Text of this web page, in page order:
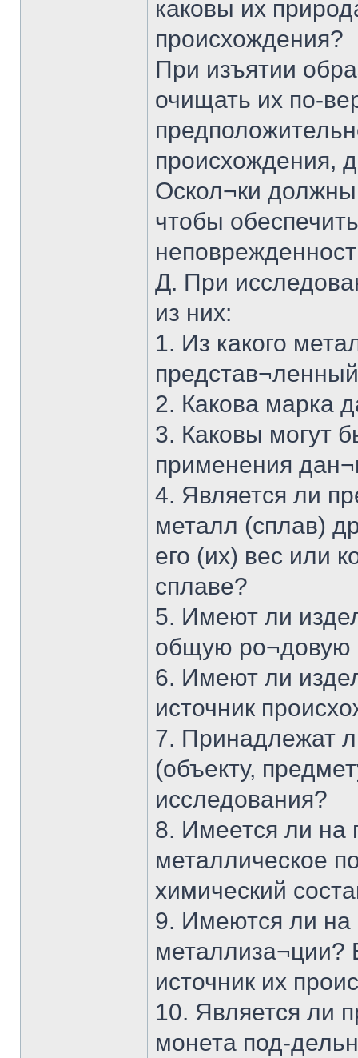
каковы их
происхождения?
При изъятии
очищать их по-
происхождения,
Оскол¬ки
чтобы
Д. При
из них:
1. Из какого
2. Какова марка
3. Каковы могут
применения
4. Является ли
металл (сплав)
его (их) вес или
сплаве?
5. Имеют ли
общую ро¬довую
6. Имеют ли
источник
7. Принадлежат
(объекту,
исследования?
8. Имеется ли на
металлическое
химический
9. Имеются ли на
металлиза¬ции?
источник их
10. Является ли
монета под-